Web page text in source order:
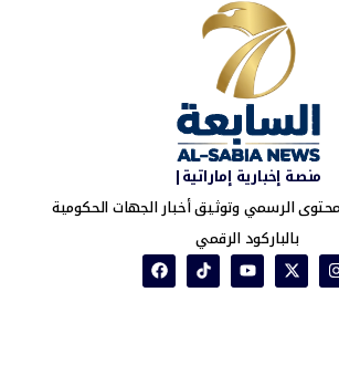
منصة إخبارية إماراتية|
الرسمي وتوثيق أخبار الجهات الحكومية
بالباركود الرقمي